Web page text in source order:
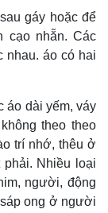
gáy hoặc để
cạo nhẵn. Các
nhau. áo có hai
áo dài yếm, váy
theo theo
trí nhớ, thêu ở
Nhiều loại
người, động
ong ở người